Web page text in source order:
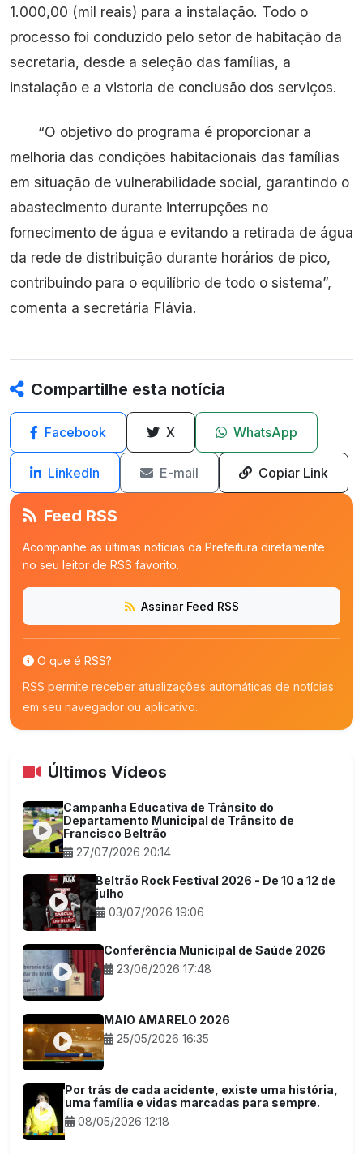
1.000,00 (mil reais) para a instalação. Todo o
processo foi conduzido pelo setor de habitação da
secretaria, desde a seleção das famílias, a
instalação e a vistoria de conclusão dos serviços.
“O objetivo do programa é proporcionar a
melhoria das condições habitacionais das famílias
em situação de vulnerabilidade social, garantindo o
abastecimento durante interrupções no
fornecimento de água e evitando a retirada de água
da rede de distribuição durante horários de pico,
contribuindo para o equilíbrio de todo o sistema”,
comenta a secretária Flávia.
Compartilhe esta notícia
Facebook X WhatsApp
LinkedIn E-mail Copiar Link
Feed RSS
Acompanhe as últimas notícias da Prefeitura diretamente
no seu leitor de RSS favorito.
Assinar Feed RSS
O que é RSS?
RSS permite receber atualizações automáticas de notícias
em seu navegador ou aplicativo.
Últimos Vídeos
Campanha Educativa de Trânsito do
Departamento Municipal de Trânsito de
Francisco Beltrão
27/07/2026 20:14
Beltrão Rock Festival 2026 - De 10 a 12 de
julho
03/07/2026 19:06
Conferência Municipal de Saúde 2026
23/06/2026 17:48
MAIO AMARELO 2026
25/05/2026 16:35
Por trás de cada acidente, existe uma história,
uma família e vidas marcadas para sempre.
08/05/2026 12:18